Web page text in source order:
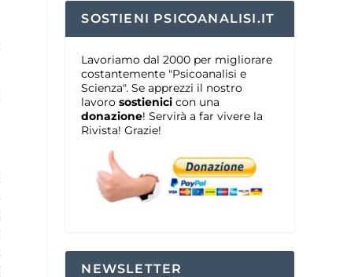
SOSTIENI PSICOANALISI.IT
Lavoriamo dal 2000 per migliorare
costantemente "Psicoanalisi e
Scienza". Se apprezzi il nostro
lavorosostienici con una
donazione! Servirà a far vivere la
Rivista! Grazie!
NEWSLETTER